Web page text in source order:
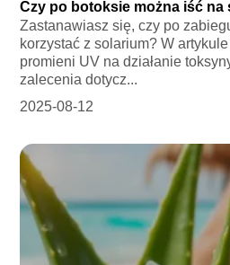
Czy po botoksie można iść na
Zastanawiasz się, czy po
korzystać z solarium? W
promieni UV na działanie
zalecenia dotycz...
2025-08-12